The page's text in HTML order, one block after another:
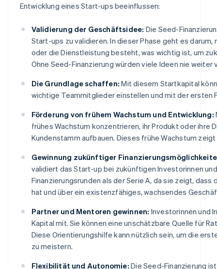
Entwicklung eines Start-ups beeinflussen:
Validierung der Geschäftsidee: Die Seed-
Start-ups zu validieren. In dieser Phase geht es darum,
oder die Dienstleistung besteht, was wichtig ist, um
Ohne Seed-Finanzierung würden viele Ideen nie weiter
Die Grundlage schaffen: Mit diesem Startkapital
wichtige Teammitglieder einstellen und mit der ersten
Förderung von frühem Wachstum und Entwicklung:
frühes Wachstum konzentrieren, ihr Produkt oder ihre
Kundenstamm aufbauen. Dieses frühe Wachstum
Gewinnung zukünftiger
validiert das Start-up bei zukünftigen Investorinnen
Finanzierungsrunden als der Serie A, da sie zeigt,
hat und über ein existenzfähiges, wachsendes
Partner und Mentoren gewinnen: Investorinnen und
Kapital mit. Sie können eine unschätzbare Quelle für
Diese Orientierungshilfe kann nützlich sein, um die
zu meistern.
Flexibilität und Autonomie: Die Seed-Finanzierung